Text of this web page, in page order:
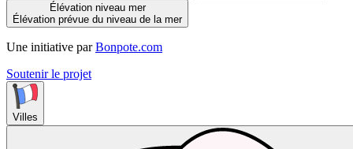
Élévation niveau mer
Élévation prévue du niveau de la mer
Une initiative par Bonpote.com
Soutenir le projet
Villes